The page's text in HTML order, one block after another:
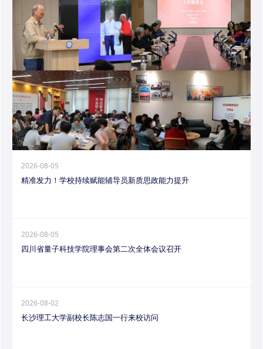
2026-08-05
精准发力！学校持续赋能辅导员新质思政能力提升
2026-08-05
四川省量子科技学院理事会第二次全体会议召开
2026-08-02
长沙理工大学副校长陈志国一行来校访问